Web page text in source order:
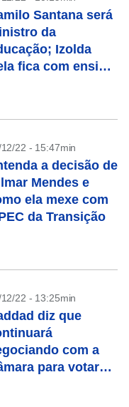
Santana será
da
Izolda
fica com ensino
22 - 15:47min
a decisão de
Mendes e
ela mexe com
da Transição
22 - 13:25min
diz que
com a
para votar